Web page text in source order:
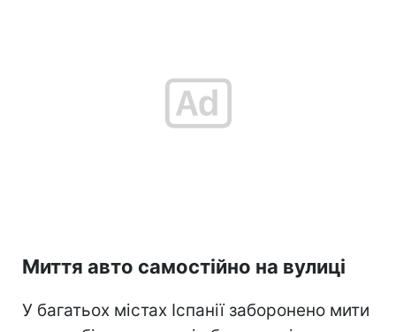
Миття авто самостійно на вулиці
У багатьох містах Іспанії заборонено мити